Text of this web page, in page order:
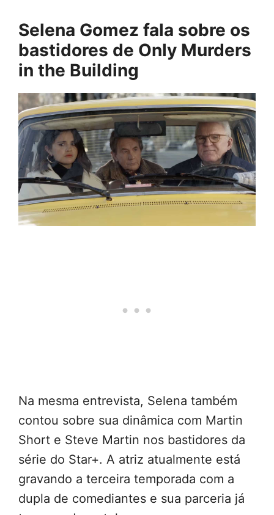
Selena Gomez fala sobre os
bastidores de Only Murders
in the Building
Na mesma entrevista, Selena também
contou sobre sua dinâmica com Martin
Short e Steve Martin nos bastidores da
série do Star+. A atriz atualmente está
gravando a terceira temporada com a
dupla de comediantes e sua parceria já